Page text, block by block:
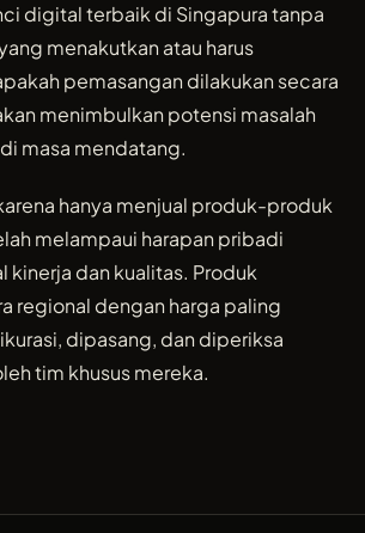
digital terbaik di Singapura tanpa
menakutkan atau harus
pemasangan dilakukan secara
menimbulkan potensi masalah
masa mendatang.
hanya menjual produk-produk
melampaui harapan pribadi
kinerja dan kualitas. Produk
regional dengan harga paling
dipasang, dan diperiksa
tim khusus mereka.